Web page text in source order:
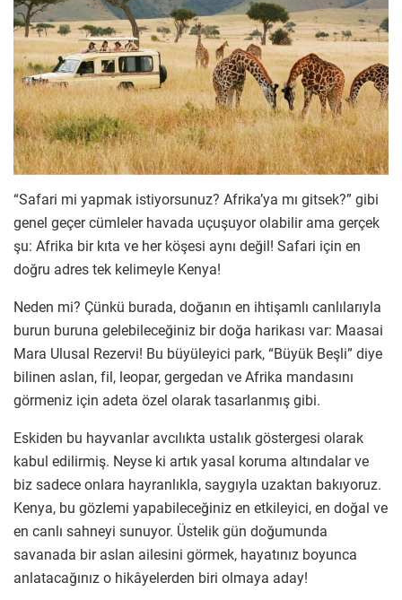
“Safari mi yapmak istiyorsunuz? Afrika’ya mı gitsek?” gibi
genel geçer cümleler havada uçuşuyor olabilir ama gerçek
şu: Afrika bir kıta ve her köşesi aynı değil! Safari için en
doğru adres tek kelimeyle Kenya!
Neden mi? Çünkü burada, doğanın en ihtişamlı canlılarıyla
burun buruna gelebileceğiniz bir doğa harikası var: Maasai
Mara Ulusal Rezervi! Bu büyüleyici park, “Büyük Beşli” diye
bilinen aslan, fil, leopar, gergedan ve Afrika mandasını
görmeniz için adeta özel olarak tasarlanmış gibi.
Eskiden bu hayvanlar avcılıkta ustalık göstergesi olarak
kabul edilirmiş. Neyse ki artık yasal koruma altındalar ve
biz sadece onlara hayranlıkla, saygıyla uzaktan bakıyoruz.
Kenya, bu gözlemi yapabileceğiniz en etkileyici, en doğal ve
en canlı sahneyi sunuyor. Üstelik gün doğumunda
savanada bir aslan ailesini görmek, hayatınız boyunca
anlatacağınız o hikâyelerden biri olmaya aday!